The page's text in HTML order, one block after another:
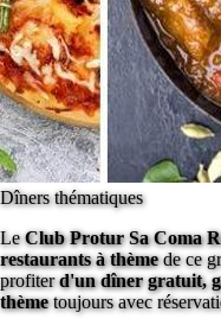
Dîners thématiques
LeClub Protur Sa Coma
restaurants à thèmede ce
profiterd'un dîner gratuit,
thèmetoujours avec